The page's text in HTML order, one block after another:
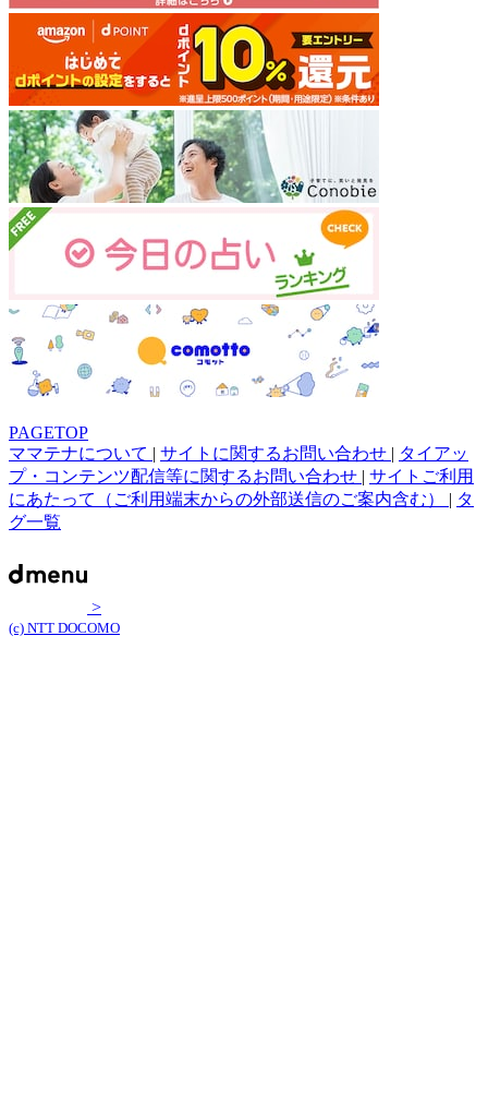
PAGETOP
ママテナについて | サイトに関するお問い合わせ | タイアッ
プ・コンテンツ配信等に関するお問い合わせ | サイトご利用
にあたって（ご利用端末からの外部送信のご案内含む） | タ
グ一覧
>
(c) NTT DOCOMO